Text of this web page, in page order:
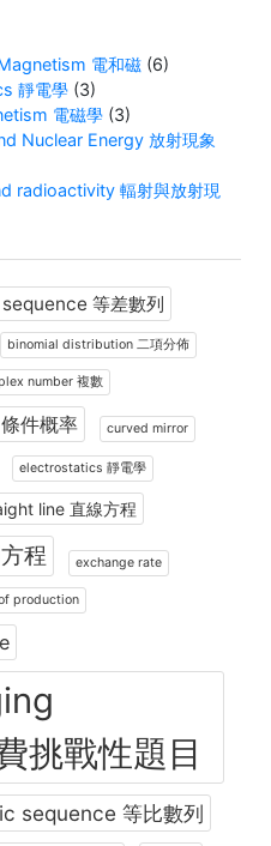
電和磁 (6)
靜電學 (3)
電磁學 (3)
Nuclear Energy 放射現象
radioactivity 輻射與放射現
等差數列
binomial distribution 二項分佈
number 複數
件概率 curved mirror
electrostatics 靜電學
line 直線方程
程 exchange rate
production
挑戰性題目
sequence 等比數列